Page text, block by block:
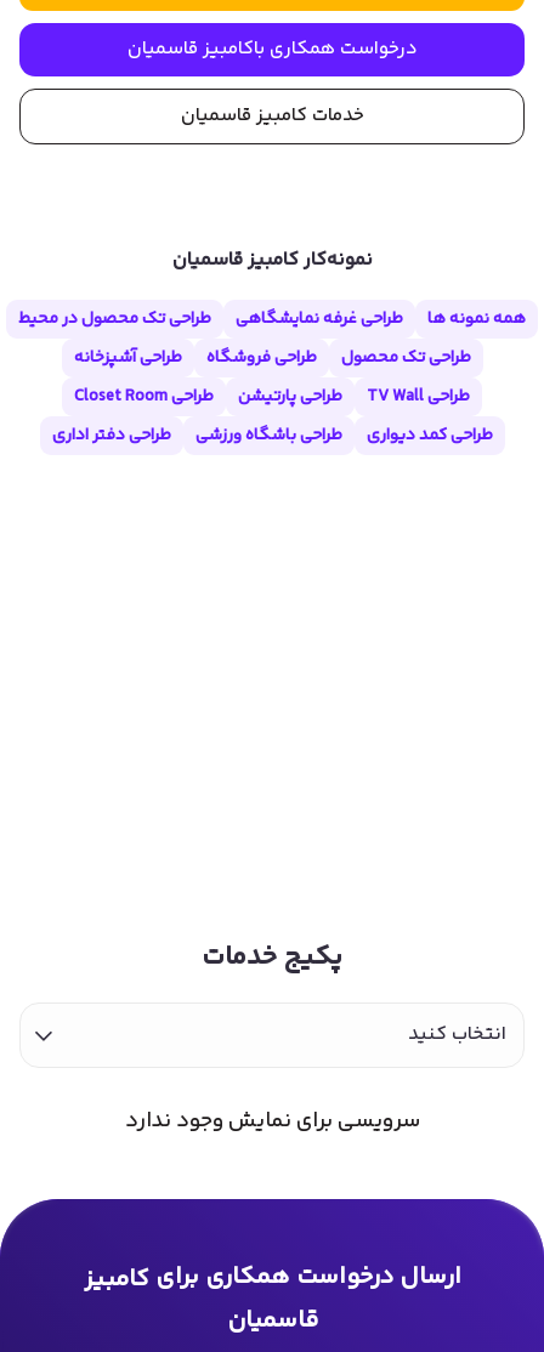
درخواست همکاری باکامبیز قاسمیان
خدمات کامبیز قاسمیان
نمونه‌کارکامبیز قاسمیان
همه نمونه ها طراحی غرفه نمایشگاهی
طراحی تک محصول در محیط
طراحی تک محصول
طراحی فروشگاه
طراحی آشپزخانه
طراحی TV Wall
طراحی پارتیشن
طراحی Closet Room
طراحی کمد دیواری
طراحی باشگاه ورزشی طراحی دفتر اداری
پکیج خدمات
انتخاب کنید
سرویسی برای نمایش وجود ندارد
ارسال درخواست همکاری برایکامبیز
قاسمیان